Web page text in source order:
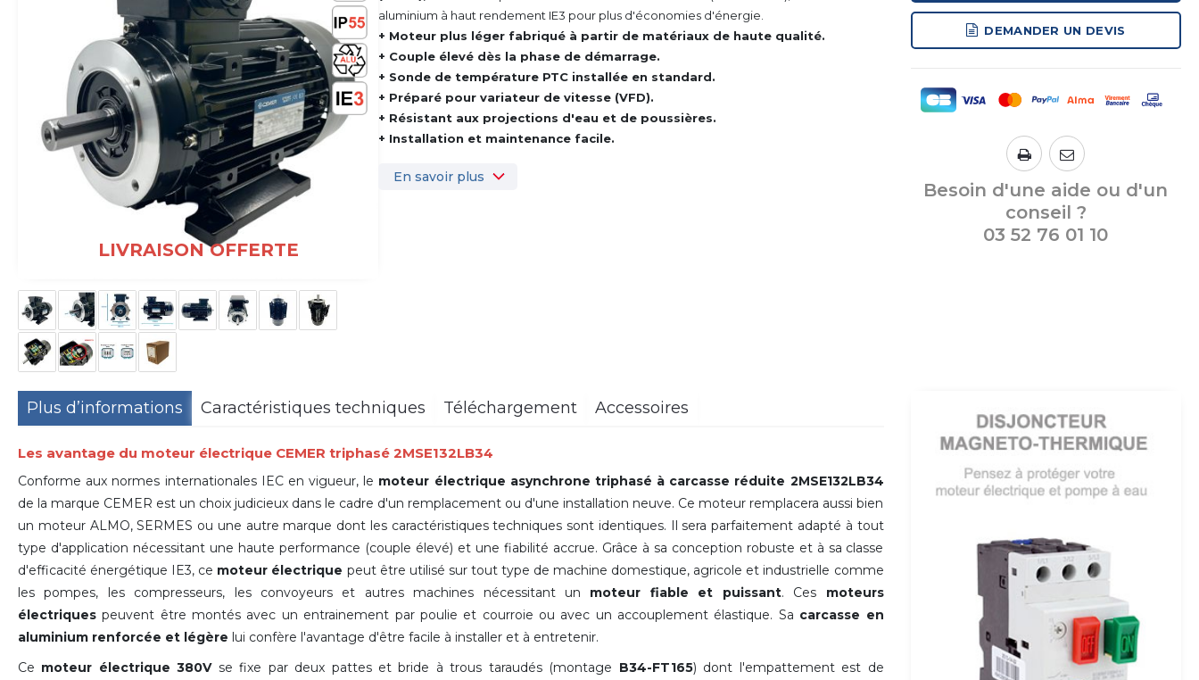
LIVRAISON OFFERTE
aluminium à haut rendement IE3 pour plus d'économies d'énergie.
+ Moteur plus léger fabriqué à partir de matériaux de haute qualité.
+ Couple élevé dès la phase de démarrage.
+ Sonde de température PTC installée en standard.
+ Préparé pour variateur de vitesse (VFD).
+ Résistant aux projections d'eau et de poussières.
+ Installation et maintenance facile.
En savoir plus
DEMANDER UN DEVIS
Besoin d'une aide ou d'un
conseil ?
03 52 76 01 10
Plus d’informations Caractéristiques techniques Téléchargement Accessoires
Les avantage du moteur électrique CEMER triphasé 2MSE132LB34
Conforme aux normes internationales IEC en vigueur, le moteur électrique asynchrone triphasé à carcasse réduite 2MSE132LB34
de la marque CEMER est un choix judicieux dans le cadre d'un remplacement ou d'une installation neuve. Ce moteur remplacera aussi bien
un moteur ALMO, SERMES ou une autre marque dont les caractéristiques techniques sont identiques. Il sera parfaitement adapté à tout
type d'application nécessitant une haute performance (couple élevé) et une fiabilité accrue. Grâce à sa conception robuste et à sa classe
d'efficacité énergétique IE3, ce moteur électrique peut être utilisé sur tout type de machine domestique, agricole et industrielle comme
les pompes, les compresseurs, les convoyeurs et autres machines nécessitant un moteur fiable et puissant. Ces moteurs
électriques peuvent être montés avec un entrainement par poulie et courroie ou avec un accouplement élastique. Sa carcasse en
aluminium renforcée et légère lui confère l'avantage d'être facile à installer et à entretenir.
Ce moteur électrique 380Vse fixe par deux pattes et bride à trous taraudés (montage B34-FT165) dont l'empattement est de